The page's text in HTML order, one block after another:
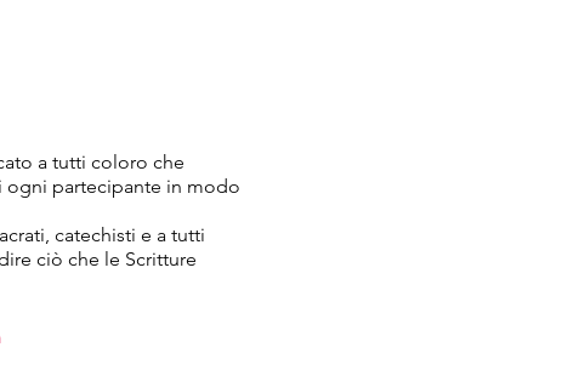
a tutti coloro che
ogni partecipante in modo
catechisti e a tutti
ciò che le Scritture